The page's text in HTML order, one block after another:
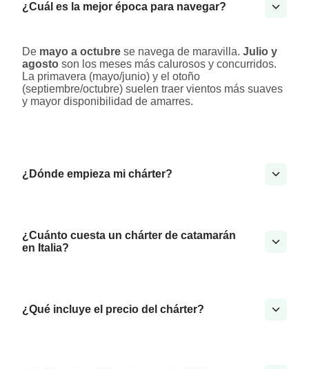
¿Cuál es la mejor época para navegar?
De mayo a octubre se navega de maravilla. Julio y
agosto son los meses más calurosos y concurridos.
La primavera (mayo/junio) y el otoño
(septiembre/octubre) suelen traer vientos más suaves
y mayor disponibilidad de amarres.
¿Dónde empieza mi chárter?
¿Cuánto cuesta un chárter de catamarán
en Italia?
¿Qué incluye el precio del chárter?